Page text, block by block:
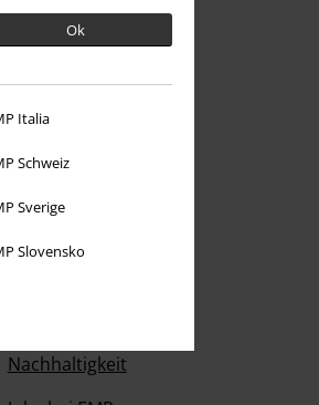
Ok
Italia
Schweiz
Sverige
Slovensko
Nachhaltigkeit